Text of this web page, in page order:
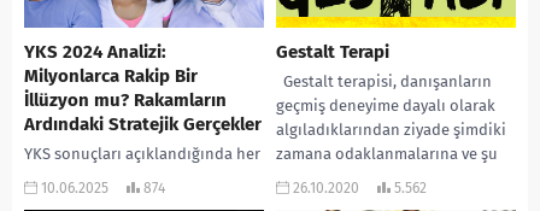
YKS 2024 Analizi:
Milyonlarca Rakip Bir
İllüzyon mu? Rakamların
Ardındaki Stratejik Gerçekler
YKS sonuçları açıklandığında her
öğrencinin ve velinin kalbini bir
10.06.2025 874
Gestalt Terapi
Gestalt terapisi, danışanların
geçmiş deneyime dayalı olarak
algıladıklarından ziyade şimdiki
zamana odaklanmalarına ve şu
anda yaşamlarında gerçekte
26.10.2020 5.562